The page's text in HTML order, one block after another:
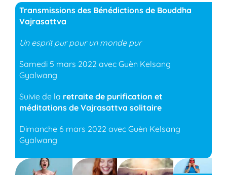
Transmissions des Bénédictions de Bouddha
Vajrasattva
Un esprit pur pour un monde pur
Samedi 5 mars 2022 avec Guèn Kelsang
Gyalwang
Suivie de la retraite de purification et
méditations de Vajrasattva solitaire
Dimanche 6 mars 2022 avec Guèn Kelsang
Gyalwang